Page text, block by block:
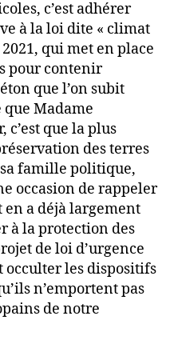
c’est adhérer
à la loi dite « climat
qui met en place
pour contenir
que l’on subit
que Madame
c’est que la plus
des terres
sa famille politique,
occasion de rappeler
en a déjà largement
à la protection des
de loi d’urgence
occulter les dispositifs
n’emportent pas
de notre